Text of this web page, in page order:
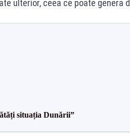
ulterior, ceea ce poate
situația Dunării”